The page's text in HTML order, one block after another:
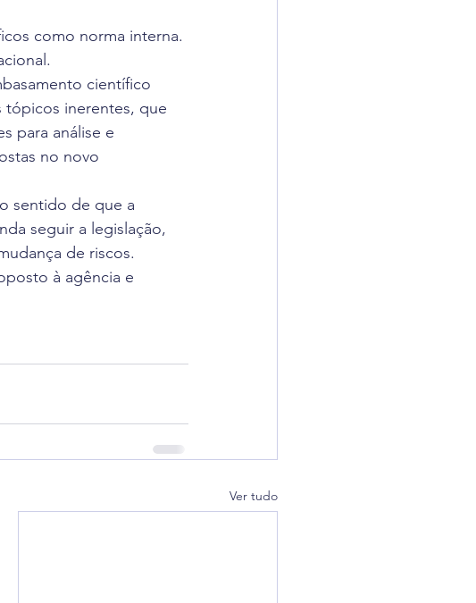
como norma interna.
científico
tópicos inerentes, que
para análise e
no novo
sentido de que a
seguir a legislação,
de riscos.
à agência e
Ver tudo